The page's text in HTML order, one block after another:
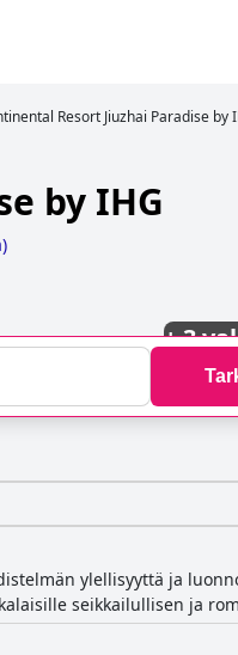
Resort Jiuzhai Paradise by
by IHG
)
+3
ylellisyyttä ja
seikkailullisen ja